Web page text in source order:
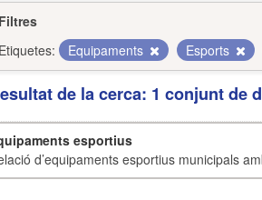
Filtres
Etiquetes:
Equipaments Esports
de la cerca: 1 conjunt de
esportius
d’equipaments esportius municipals